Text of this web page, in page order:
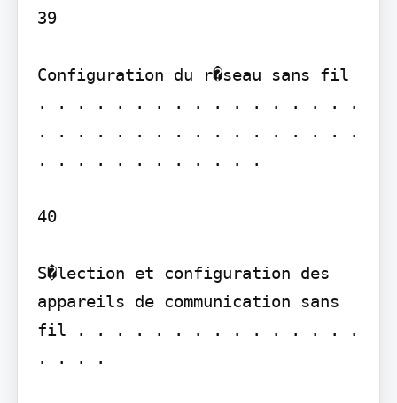
39
Configuration du r�seau sans fil
. . . . . . . . . . . . . . . . .
. . . . . . . . . . . . . . . . .
. . . . . . . . . . . .
40
S�lection et configuration des
appareils de communication sans
fil . . . . . . . . . . . . . . .
. . . .